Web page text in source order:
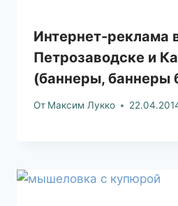
Интернет-реклама
Петрозаводске и
(баннеры, баннеры
От Максим Лукко